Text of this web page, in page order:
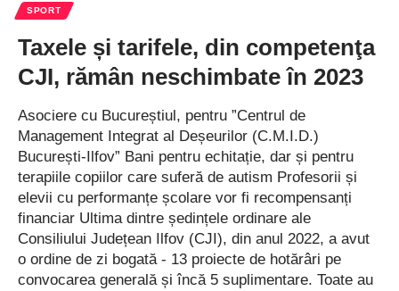
SPORT
Taxele și tarifele, din competenţa
CJI, rămân neschimbate în 2023
Asociere cu Bucureștiul, pentru ”Centrul de
Management Integrat al Deșeurilor (C.M.I.D.)
București-Ilfov” Bani pentru echitație, dar și pentru
terapiile copiilor care suferă de autism Profesorii și
elevii cu performanțe școlare vor fi recompensanți
financiar Ultima dintre ședințele ordinare ale
Consiliului Județean Ilfov (CJI), din anul 2022, a avut
o ordine de zi bogată - 13 proiecte de hotărâri pe
convocarea generală și încă 5 suplimentare. Toate au